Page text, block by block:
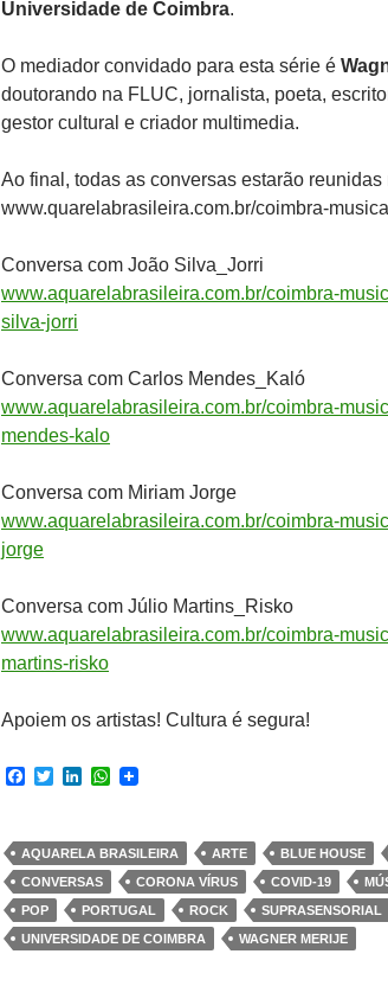
Universidade de Coimbra.
O mediador convidado para esta série é
doutorando na FLUC, jornalista, poeta,
gestor cultural e criador multimedia.
Ao final, todas as conversas estarão reunidas
www.quarelabrasileira.com.br/coimbra-
Conversa com João Silva_Jorri
www.aquarelabrasileira.com.br/coimbra-
silva-jorri
Conversa com Carlos Mendes_Kaló
www.aquarelabrasileira.com.br/coimbra-
mendes-kalo
Conversa com Miriam Jorge
www.aquarelabrasileira.com.br/coimbra-
jorge
Conversa com Júlio Martins_Risko
www.aquarelabrasileira.com.br/coimbra-
martins-risko
Apoiem os artistas! Cultura é segura!
F
b
o
o
k
T
t
e
r
L
e
d
I
n
W
s
A
p
p
AQUARELA BRASILEIRA ARTE BLUE HOUSE
CONVERSAS
CORONA VÍRUS COVID-19
POP
PORTUGAL ROCK
SUPRASENSORIAL
UNIVERSIDADE DE COIMBRA
WAGNER MERIJE